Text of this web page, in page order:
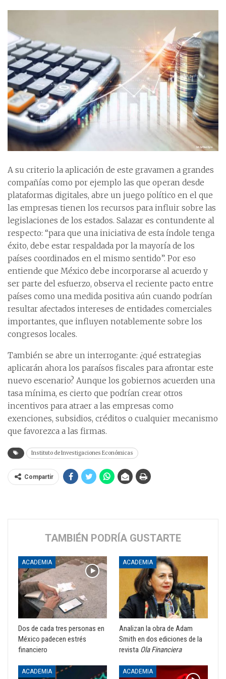
A su criterio la aplicación de este gravamen a grandes
compañías como por ejemplo las que operan desde
plataformas digitales, abre un juego político en el que
las empresas tienen los recursos para influir sobre las
legislaciones de los estados. Salazar es contundente al
respecto: “para que una iniciativa de esta índole tenga
éxito, debe estar respaldada por la mayoría de los
países coordinados en el mismo sentido”. Por eso
entiende que México debe incorporarse al acuerdo y
ser parte del esfuerzo, observa el reciente pacto entre
países como una medida positiva aún cuando podrían
resultar afectados intereses de entidades comerciales
importantes, que influyen notablemente sobre los
congresos locales.
También se abre un interrogante: ¿qué estrategias
aplicarán ahora los paraísos fiscales para afrontar este
nuevo escenario? Aunque los gobiernos acuerden una
tasa mínima, es cierto que podrían crear otros
incentivos para atraer a las empresas como
exenciones, subsidios, créditos o cualquier mecanismo
que favorezca a las firmas.
Instituto de Investigaciones Económicas
Compartir
TAMBIÉN PODRÍA GUSTARTE
ACADEMIA
Dos de cada tres personas en
México padecen estrés
financiero
ACADEMIA
Analizan la obra de Adam
Smith en dos ediciones de la
revista Ola Financiera
ACADEMIA ACADEMIA